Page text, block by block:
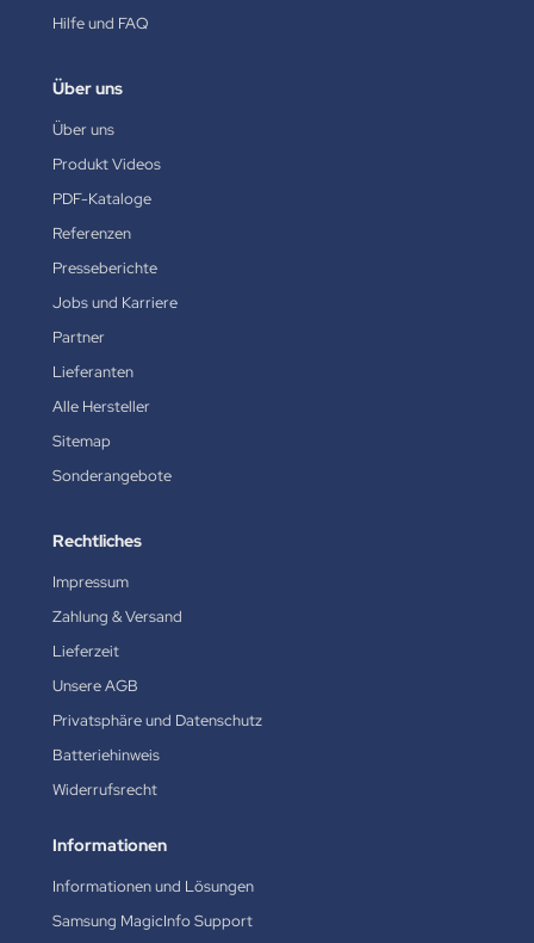
Hilfe und FAQ
Über uns
Über uns
Produkt Videos
PDF-Kataloge
Referenzen
Presseberichte
Jobs und Karriere
Partner
Lieferanten
Alle Hersteller
Sitemap
Sonderangebote
Rechtliches
Impressum
Zahlung & Versand
Lieferzeit
Unsere AGB
Privatsphäre und Datenschutz
Batteriehinweis
Widerrufsrecht
Informationen
Informationen und Lösungen
Samsung MagicInfo Support